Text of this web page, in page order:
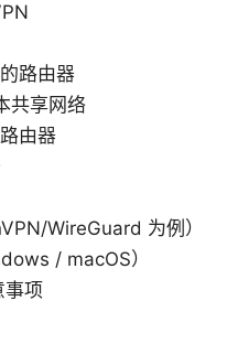
路由器
共享网络
由器
WireGuard 为例）
/ macOS）
事项